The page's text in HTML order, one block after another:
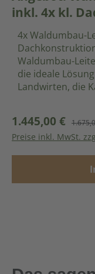
inkl. 4x kl.
4x Waldumbau-
Dachkonstruktion
Waldumbau-
die ideale
Landwirten, die
Position zur
auf Wiesen. Produktmerkmale: Effektive
hilft dabei,
sowie
Wildverbiss
Verkaufspreis:
1.445,00 €
Preise inkl. MwSt.